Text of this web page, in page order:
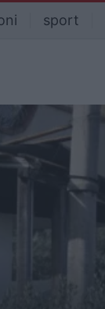
sport